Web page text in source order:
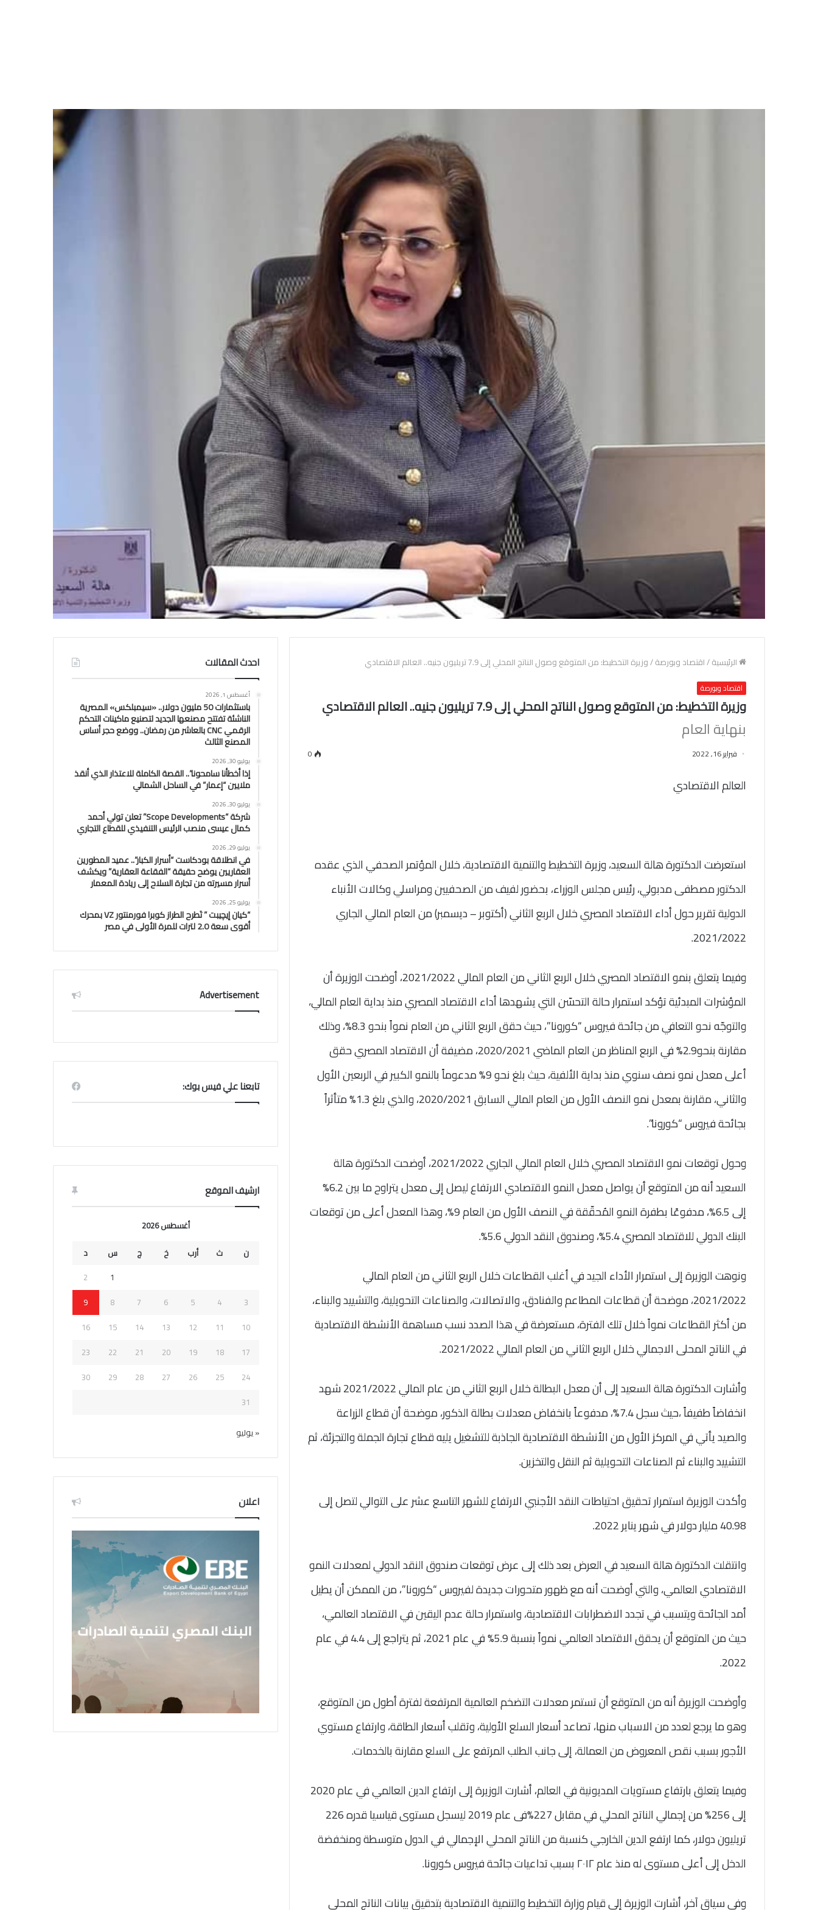
الرئيسية/اقتصاد وبورصة/وزيرة التخطيط: من المتوقع وصول الناتج المحلي إلى 7.9 تريليون جنيه.. العالم الاقتصادي
اقتصاد وبورصة
وزيرة التخطيط: من المتوقع وصول الناتج المحلي إلى 7.9 تريليون جنيه.. العالم الاقتصادي
بنهاية العام
فبراير 16, 2022 0
العالم الاقتصادي
استعرضت الدكتورة هالة السعيد، وزيرة التخطيط والتنمية الاقتصادية، خلال المؤتمر الصحفي الذي عقده
الدكتور مصطفى مدبولي، رئيس مجلس الوزراء، بحضور لفيف من الصحفيين ومراسلي وكالات الأنباء
الدولية تقرير حول أداء الاقتصاد المصري خلال الربع الثاني (أكتوبر – ديسمبر) من العام المالي الجاري
2021/2022.
وفيما يتعلق بنمو الاقتصاد المصري خلال الربع الثاني من العام المالي 2021/2022، أوضحت الوزيرة أن
المؤشرات المبدئية تؤكد استمرار حالة التحسّن التي يشهدها أداء الاقتصاد المصري منذ بداية العام المالي،
والتوجّه نحو التعافي من جائحة فيروس “كورونا”، حيث حقق الربع الثاني من العام نمواً بنحو 8.3%، وذلك
مقارنة بنحو2.9% في الربع المناظر من العام الماضي 2020/2021، مضيفة أن الاقتصاد المصري حقق
أعلى معدل نمو نصف سنوي منذ بداية الألفية، حيث بلغ نحو 9% مدعوماً بالنمو الكبير في الربعين الأول
والثاني، مقارنة بمعدل نمو النصف الأول من العام المالي السابق 2020/2021، والذي بلغ 1.3% متأثراً
بجائحة فيروس “كورونا”.
وحول توقعات نمو الاقتصاد المصري خلال العام المالي الجاري 2021/2022، أوضحت الدكتورة هالة
السعيد أنه من المتوقع أن يواصل معدل النمو الاقتصادي الارتفاع ليصل إلى معدل يتراوح ما بين 6.2%
إلى 6.5%، مدفوعًا بطفرة النمو المُحقّقة في النصف الأول من العام 9%، وهذا المعدل أعلى من توقعات
البنك الدولي للاقتصاد المصري 5.4%، وصندوق النقد الدولي 5.6%.
ونوهت الوزيرة إلى استمرار الأداء الجيد في أغلب القطاعات خلال الربع الثاني من العام المالي
2021/2022، موضحة أن قطاعات المطاعم والفنادق، والاتصالات، والصناعات التحويلية، والتشييد والبناء،
من أكثر القطاعات نمواً خلال تلك الفترة، مستعرضة في هذا الصدد نسب مساهمة الأنشطة الاقتصادية
في الناتج المحلى الاجمالي خلال الربع الثاني من العام المالي 2021/2022.
وأشارت الدكتورة هالة السعيد إلى أن معدل البطالة خلال الربع الثاني من عام المالي 2021/2022 شهد
انخفاضاً طفيفاً ،حيث سجل 7.4%، مدفوعاً بانخفاض معدلات بطالة الذكور، موضحة أن قطاع الزراعة
والصيد يأتي في المركز الأول من الأنشطة الاقتصادية الجاذبة للتشغيل يليه قطاع تجارة الجملة والتجزئة، ثم
التشييد والبناء ثم الصناعات التحويلية ثم النقل والتخزين.
وأكدت الوزيرة استمرار تحقيق احتياطات النقد الأجنبي الارتفاع للشهر التاسع عشر على التوالي لتصل إلى
40.98 مليار دولار في شهر يناير 2022.
وانتقلت الدكتورة هالة السعيد في العرض بعد ذلك إلى عرض توقعات صندوق النقد الدولي لمعدلات النمو
الاقتصادي العالمي، والتي أوضحت أنه مع ظهور متحورات جديدة لفيروس “كورونا”، من الممكن أن يطيل
أمد الجائحة ويتسبب في تجدد الاضطرابات الاقتصادية، واستمرار حالة عدم اليقين في الاقتصاد العالمي،
حيث من المتوقع أن يحقق الاقتصاد العالمي نمواً بنسبة 5.9% في عام 2021، ثم يتراجع إلى 4.4 في عام
2022.
وأوضحت الوزيرة أنه من المتوقع أن تستمر معدلات التضخم العالمية المرتفعة لفترة أطول من المتوقع،
وهو ما يرجع لعدد من الاسباب منها، تصاعد أسعار السلع الأولية، وتقلب أسعار الطاقة، وارتفاع مستوي
الأجور بسبب نقص المعروض من العمالة، إلى جانب الطلب المرتفع على السلع مقارنة بالخدمات.
وفيما يتعلق بارتفاع مستويات المديونية في العالم، أشارت الوزيرة إلى ارتفاع الدين العالمي في عام 2020
إلى 256% من إجمالي الناتج المحلي في مقابل 227%فى عام 2019 ليسجل مستوى قياسيا قدره 226
تريليون دولار، كما ارتفع الدين الخارجي كنسبة من الناتج المحلي الإجمالي في الدول متوسطة ومنخفضة
الدخل إلى أعلى مستوى له منذ عام ٢٠١٢ بسبب تداعيات جائحة فيروس كورونا.
وفي سياق آخر، أشارت الوزيرة إلى قيام وزارة التخطيط والتنمية الاقتصادية بتدقيق بيانات الناتج المحلي
احدث المقالات
أغسطس 1, 2026
باستثمارات 50 مليون دولار.. «سيمبلكس» المصرية
الناشئة تفتتح مصنعها الجديد لتصنيع ماكينات التحكم
الرقمي CNC بالعاشر من رمضان.. ووضع حجر أساس
المصنع الثالث
يوليو 30, 2026
إذا أخطأنا سامحونا”.. القصة الكاملة للاعتذار الذي أنقذ
ملايين “إعمار” في الساحل الشمالي
يوليو 30, 2026
شركة “Scope Developments” تعلن تولي أحمد
كمال عيسى منصب الرئيس التنفيذي للقطاع التجاري
يوليو 29, 2026
في انطلاقة بودكاست “أسرار الكبار”.. عميد المطورين
العقاريين يوضح حقيقة “الفقاعة العقارية” ويكشف
أسرار مسيرته من تجارة السلاح إلى ريادة المعمار
يوليو 25, 2026
“كيان إيچيبت ” تَطرح الطراز كوبرا فورمنتور VZ بمحرك
أقوى سعة 2.0 لترات للمرة الأولى في مصر
Advertisement
تابعنا علي فيس بوك:
ارشيف الموقع
أغسطس 2026
ن
ث أرب خ ج س
د
1
2
3
4
5
6
7
8
9
10
11
12
13
14
15
16
17
18
19
20
21
22
23
24
25
26
27
28
29
30
31
« يوليو
اعلان